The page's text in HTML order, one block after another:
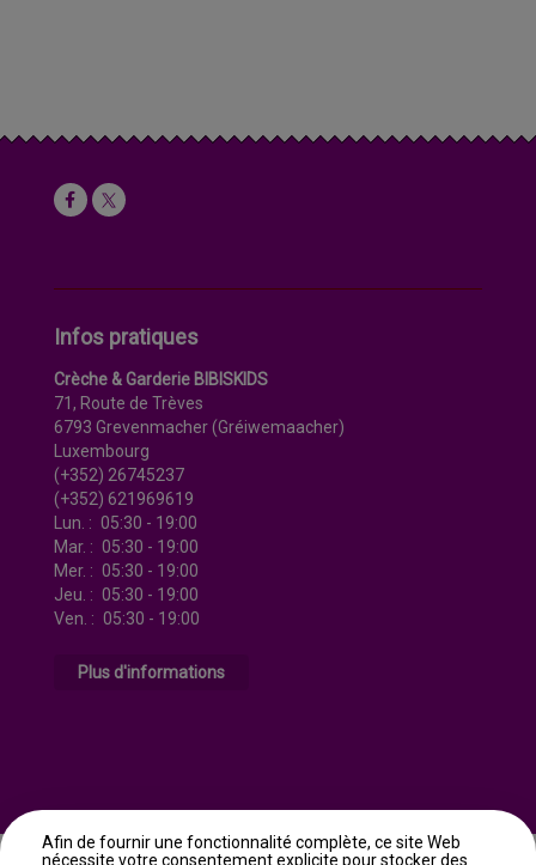
Afin de fournir une fonctionnalité complète, ce site Web
nécessite votre consentement explicite pour stocker des
Infos pratiques
Crèche & Garderie BIBISKIDS
71, Route de Trèves
6793 Grevenmacher (Gréiwemaacher)
Luxembourg
(+352) 26745237
(+352) 621969619
Lun.
05:30 - 19:00
Mar.
05:30 - 19:00
Mer.
05:30 - 19:00
Jeu.
05:30 - 19:00
Ven.
05:30 - 19:00
Plus d'informations
Accès professionnel Mentions légales Gestion des cookies